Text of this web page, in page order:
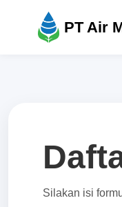
PT Air
Silakan isi